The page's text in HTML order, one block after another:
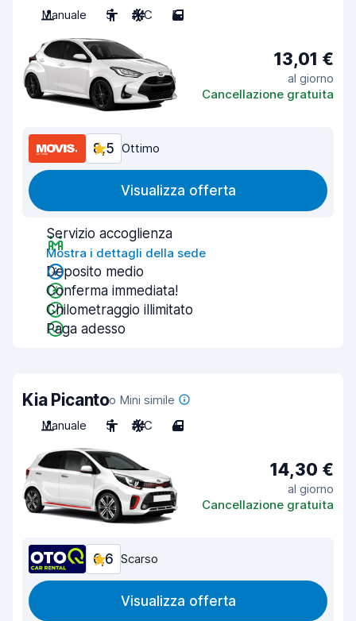
Manuale
5 A/C 5
13,01 €
al giorno
Cancellazione gratuita
8,5 Ottimo
Visualizza offerta
Servizio accoglienza
Mostra i dettagli della sede
Deposito medio
Conferma immediata!
Chilometraggio illimitato
Paga adesso
Kia Picantoo Mini simile
Manuale
5 A/C 4
14,30 €
al giorno
Cancellazione gratuita
6,6 Scarso
Visualizza offerta